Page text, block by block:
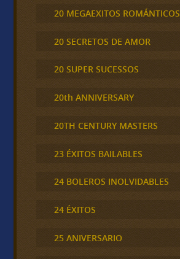
20 MEGAEXITOS ROMÁNTICOS
20 SECRETOS DE AMOR
20 SUPER SUCESSOS
20th ANNIVERSARY
20TH CENTURY MASTERS
23 ÉXITOS BAILABLES
24 BOLEROS INOLVIDABLES
24 ÉXITOS
25 ANIVERSARIO